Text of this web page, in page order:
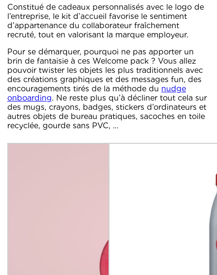
Constitué de cadeaux personnalisés avec le logo de
l’entreprise, le kit d’accueil favorise le sentiment
d’appartenance du collaborateur fraîchement
recruté, tout en valorisant la marque employeur.
Pour se démarquer, pourquoi ne pas apporter un
brin de fantaisie à ces Welcome pack ? Vous allez
pouvoir twister les objets les plus traditionnels avec
des créations graphiques et des messages fun, des
encouragements tirés de la méthode du nudge
onboarding. Ne reste plus qu’à décliner tout cela sur
des mugs, crayons, badges, stickers d’ordinateurs et
autres objets de bureau pratiques, sacoches en toile
recyclée, gourde sans PVC, …